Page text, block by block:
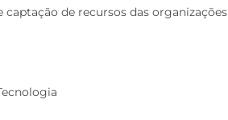
de recursos das organizações